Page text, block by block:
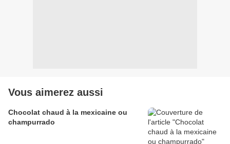
Vous aimerez aussi
Chocolat chaud à la mexicaine ou
champurrado